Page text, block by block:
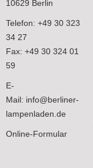
10629 Berlin
Telefon: +49 30 323
34 27
Fax: +49 30 324 01
59
E-
Mail: info@berliner-
lampenladen.de
Online-Formular